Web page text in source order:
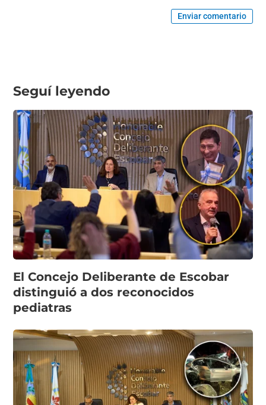
Enviar comentario
Seguí leyendo
El Concejo Deliberante de Escobar
distinguió a dos reconocidos
pediatras